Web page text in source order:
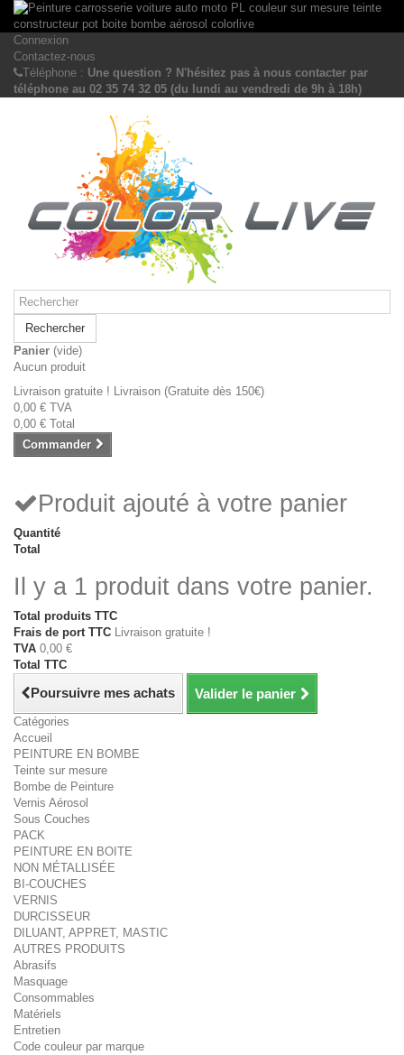
Connexion
Contactez-nous
Téléphone : Une question ? N'hésitez pas à nous contacter par
téléphone au 02 35 74 32 05 (du lundi au vendredi de 9h à 18h)
Rechercher
Panier (vide)
Aucun produit
Livraison gratuite ! Livraison (Gratuite dès 150€)
0,00 € TVA
0,00 € Total
Commander
Produit ajouté à votre panier
Quantité
Total
Il y a 1 produit dans votre panier.
Total produits TTC
Frais de port TTC Livraison gratuite !
TVA 0,00 €
Total TTC
Poursuivre mes achats Valider le panier
Catégories
Accueil
PEINTURE EN BOMBE
Teinte sur mesure
Bombe de Peinture
Vernis Aérosol
Sous Couches
PACK
PEINTURE EN BOITE
NON MÉTALLISÉE
BI-COUCHES
VERNIS
DURCISSEUR
DILUANT, APPRET, MASTIC
AUTRES PRODUITS
Abrasifs
Masquage
Consommables
Matériels
Entretien
Code couleur par marque